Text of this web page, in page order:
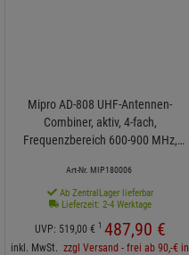
Mipro AD-808 UHF-Antennen-
Combiner, aktiv, 4-fach,
Frequenzbereich 600-900 MHz,
Art-Nr. MIP180006
Ab ZentralLager lieferbar
Lieferzeit: 2-4 Werktage
UVP: 519,00 € 1 487,90 €
inkl. MwSt. zzgl Versand - frei ab 90,-€ in